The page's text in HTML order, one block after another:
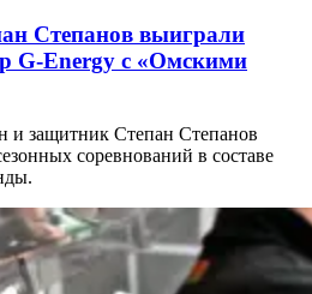
Степанов выиграли
G-Energy с «Омскими
защитник Степан Степанов
соревнований в составе